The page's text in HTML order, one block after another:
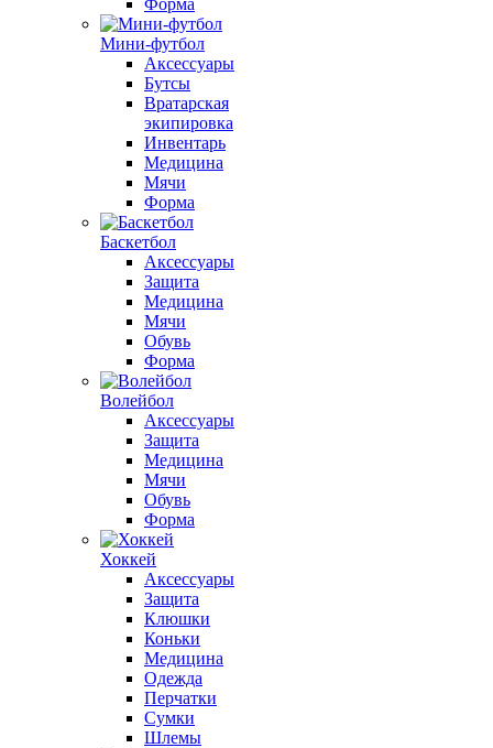
Форма
Мини-футбол
Аксессуары
Бутсы
Вратарская
экипировка
Инвентарь
Медицина
Мячи
Форма
Баскетбол
Аксессуары
Защита
Медицина
Мячи
Обувь
Форма
Волейбол
Аксессуары
Защита
Медицина
Мячи
Обувь
Форма
Хоккей
Аксессуары
Защита
Клюшки
Коньки
Медицина
Одежда
Перчатки
Сумки
Шлемы